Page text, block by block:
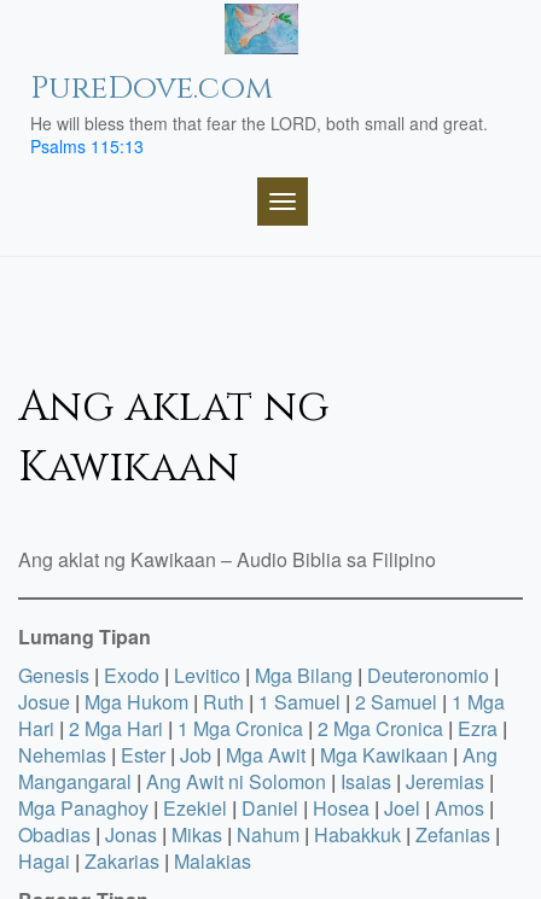
PureDove.com
He will bless them that fear the LORD, both small and great.
Psalms 115:13
TOGGLE NAVIGATION
Ang aklat ng
Kawikaan
Ang aklat ng Kawikaan – Audio Biblia sa Filipino
Lumang Tipan
Genesis | Exodo | Levitico | Mga Bilang | Deuteronomio |
Josue | Mga Hukom | Ruth | 1 Samuel | 2 Samuel | 1 Mga
Hari | 2 Mga Hari | 1 Mga Cronica | 2 Mga Cronica | Ezra |
Nehemias | Ester | Job | Mga Awit | Mga Kawikaan | Ang
Mangangaral | Ang Awit ni Solomon | Isaias | Jeremias |
Mga Panaghoy | Ezekiel | Daniel | Hosea | Joel | Amos |
Obadias | Jonas | Mikas | Nahum | Habakkuk | Zefanias |
Hagai | Zakarias | Malakias